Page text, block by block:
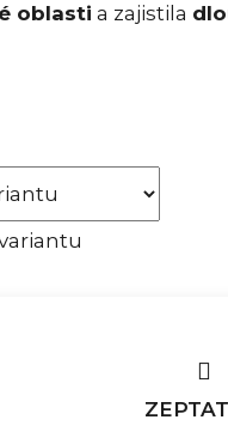
oblasti a zajistila